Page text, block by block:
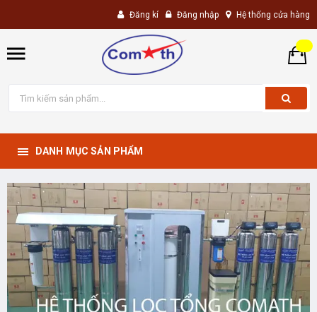
Đăng kí Đăng nhập Hệ thống cửa hàng
DANH MỤC SẢN PHẨM